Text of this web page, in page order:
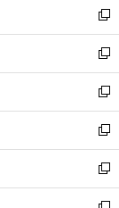
で
開
く
ド
ウ
で
開
く
ィ
ン
ド
ウ
で
開
く
い
ウ
ィ
ン
ド
ウ
で
開
く
新
し
い
ウ
ィ
ン
ド
ウ
で
開
新
し
い
ウ
ィ
ン
ド
ウ
新
し
い
ウ
ィ
ン
新
し
い
ウ
新
し